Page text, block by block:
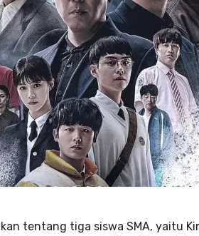
tentang tiga siswa SMA, yaitu